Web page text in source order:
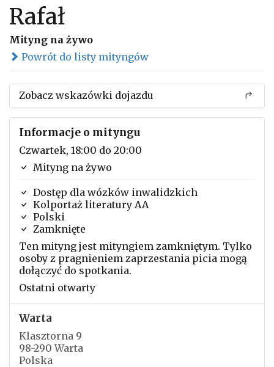
Rafał
Mityng na żywo
Powrót do listy mityngów
Zobacz wskazówki dojazdu
Informacje o mityngu
Czwartek, 18:00 do 20:00
Mityng na żywo
Dostęp dla wózków inwalidzkich
Kolportaż literatury AA
Polski
Zamknięte
Ten mityng jest mityngiem zamkniętym. Tylko
osoby z pragnieniem zaprzestania picia mogą
dołączyć do spotkania.
Ostatni otwarty
Warta
Klasztorna 9
98-290 Warta
Polska